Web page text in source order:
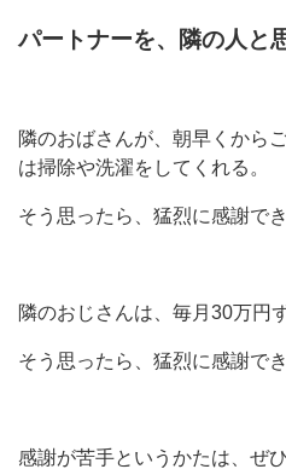
パートナーを、隣の人と
隣のおばさんが、朝早くから
は掃除や洗濯をしてくれる。
そう思ったら、猛烈に感謝で
隣のおじさんは、毎月30万円
そう思ったら、猛烈に感謝で
感謝が苦手というかたは、ぜ